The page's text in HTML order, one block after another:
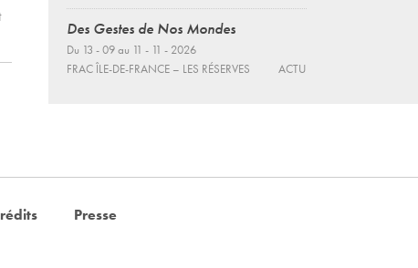
Des Gestes de Nos Mondes
Du 13 - 09 au 11 - 11 - 2026
FRAC ÎLE-DE-FRANCE – LES RÉSERVES
ACTU
Presse